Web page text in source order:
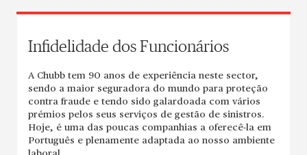
Infidelidade dos Funcionários
A Chubb tem 90 anos de experiência neste sector,
sendo a maior seguradora do mundo para proteção
contra fraude e tendo sido galardoada com vários
prémios pelos seus serviços de gestão de sinistros.
Hoje, é uma das poucas companhias a oferecê-la em
Português e plenamente adaptada ao nosso ambiente